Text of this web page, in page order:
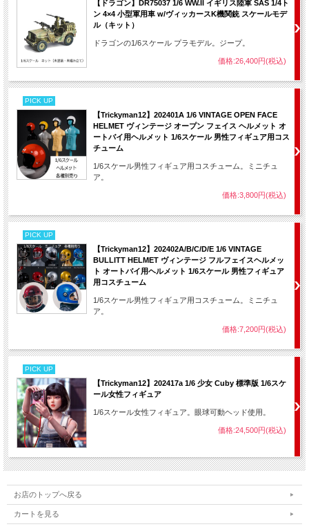
【ドラゴン】DR75037 1/6 WW.II イギリス陸軍 SAS 1/4ト
ン 4×4 小型軍用車 w/ヴィッカースK機関銃 スケールモデ
ル（キット）
ドラゴンの1/6スケール プラモデル。ジープ。
価格:26,400円(税込)
PICK UP
【Trickyman12】202401A 1/6 VINTAGE OPEN FACE
HELMET ヴィンテージ オープン フェイス ヘルメット オ
ートバイ用ヘルメット 1/6スケール 男性フィギュア用コス
チューム
1/6スケール男性フィギュア用コスチューム。ミニチュ
ア。
価格:3,800円(税込)
PICK UP
【Trickyman12】202402A/B/C/D/E 1/6 VINTAGE
BULLITT HELMET ヴィンテージ フルフェイスヘルメッ
ト オートバイ用ヘルメット 1/6スケール 男性フィギュア
用コスチューム
1/6スケール男性フィギュア用コスチューム。ミニチュ
ア。
価格:7,200円(税込)
PICK UP
【Trickyman12】202417a 1/6 少女 Cuby 標準版 1/6スケ
ール女性フィギュア
1/6スケール女性フィギュア。眼球可動ヘッド使用。
価格:24,500円(税込)
お店のトップへ戻る
カートを見る